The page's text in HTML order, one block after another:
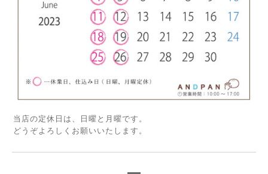
当店の定休日は、日曜と月曜です。
どうぞよろしくお願いいたします。